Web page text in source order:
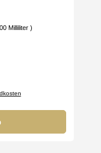
Milliliter )